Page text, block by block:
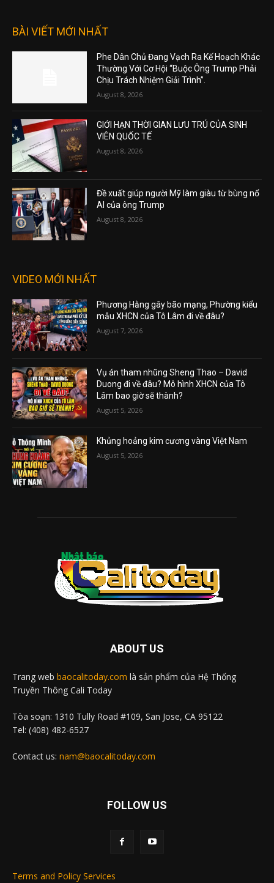
BÀI VIẾT MỚI NHẤT
Phe Dân Chủ Đang Vạch Ra Kế Hoạch Khác
Thường Với Cơ Hội “Buộc Ông Trump Phải
Chịu Trách Nhiệm Giải Trình”.
August 8, 2026
GIỚI HẠN THỜI GIAN LƯU TRÚ CỦA SINH
VIÊN QUỐC TẾ
August 8, 2026
Đề xuất giúp người Mỹ làm giàu từ bùng nổ
AI của ông Trump
August 8, 2026
VIDEO MỚI NHẤT
Phương Hằng gây bão mạng, Phường kiểu
mẫu XHCN của Tô Lâm đi về đâu?
August 7, 2026
Vụ án tham nhũng Sheng Thao – David
Duong đi về đâu? Mô hình XHCN của Tô
Lâm bao giờ sẽ thành?
August 5, 2026
Khủng hoảng kim cương vàng Việt Nam
August 5, 2026
ABOUT US
Trang web baocalitoday.com là sản phẩm của Hệ Thống
Truyền Thông Cali Today
Tòa soạn: 1310 Tully Road #109, San Jose, CA 95122
Tel: (408) 482-6527
Contact us: nam@baocalitoday.com
FOLLOW US
Terms and Policy Services